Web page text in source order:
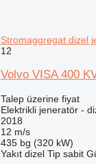
Stromaggregat dizel
12
Volvo VISA 400
Talep üzerine fiyat
Elektrikli jeneratör -
2018
12 m/s
435 bg (320 kW)
Yakıt dizel Tip sabit